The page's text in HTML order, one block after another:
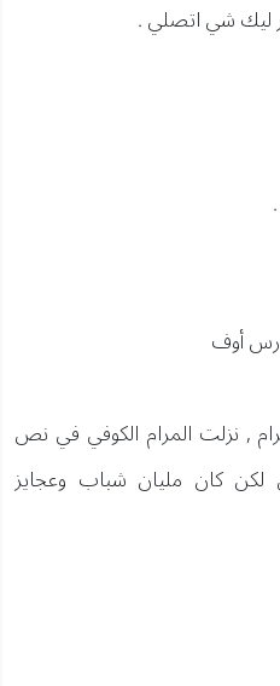
ليك شي اتصلي .
أوف
, نزلت المرام الكوفي في نص
كان مليان شباب وعجايز